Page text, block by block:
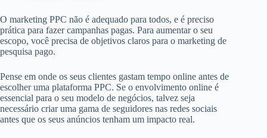
O marketing PPC não é adequado para todos, e é preciso
prática para fazer campanhas pagas. Para aumentar o seu
escopo, você precisa de objetivos claros para o marketing de
pesquisa pago.
Pense em onde os seus clientes gastam tempo online antes de
escolher uma plataforma PPC. Se o envolvimento online é
essencial para o seu modelo de negócios, talvez seja
necessário criar uma gama de seguidores nas redes sociais
antes que os seus anúncios tenham um impacto real.